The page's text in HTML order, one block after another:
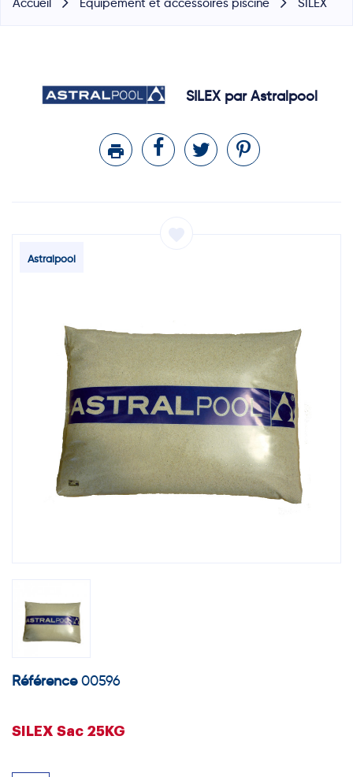
Accueil Equipement et accessoires piscine SILEX
SILEX par Astralpool
printer
Astralpool
Référence 00596
SILEX Sac 25KG